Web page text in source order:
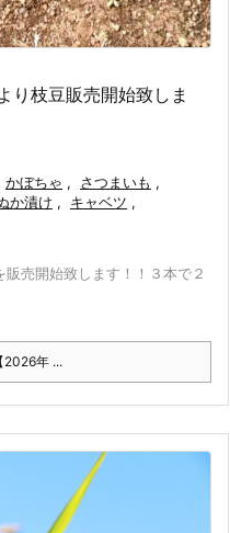
り枝豆販売開始致しま
かぼちゃ , さつまいも ,
か漬け , キャベツ ,
売開始致します！！３本で２
年 ...